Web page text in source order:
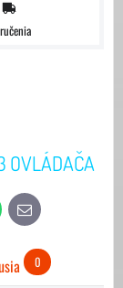
OVLÁDAČA
E-
mail
0